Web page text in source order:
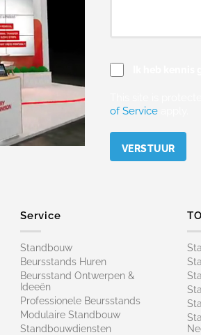
of Service
Service
Standbouw
Beursstands Huren
Beursstand Ontwerpen &
Ideeën
Professionele Beursstands
Modulaire Standbouw
Standbouwdiensten